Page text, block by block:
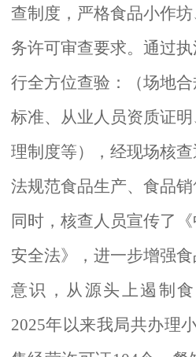
查制度，严格食品小作
务许可审查要求。通过
行全方位查验：（场地
标准、从业人员资质证
理制度等），经现场核查
法规范食品生产、食品销
同时，核查人员宣传了
安全法》，进一步增强
意识，从源头上遏制
2025年以来我局共办理